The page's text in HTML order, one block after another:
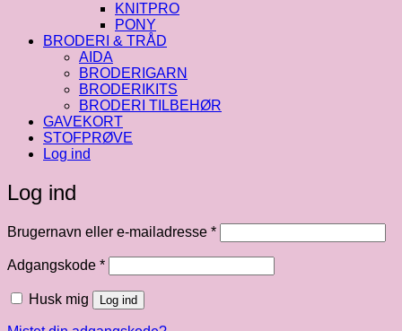
KNITPRO
PONY
BRODERI & TRÅD
AIDA
BRODERIGARN
BRODERIKITS
BRODERI TILBEHØR
GAVEKORT
STOFPRØVE
Log ind
Log ind
Brugernavn eller e-mailadresse *Påkrævet
Adgangskode *Påkrævet
Husk mig Log ind